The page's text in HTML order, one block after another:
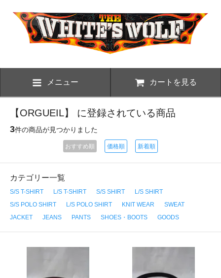
メニュー カートを見る
【ORGUEIL】 に登録されている商品
3件の商品が見つかりました
おすすめ順 価格順 新着順
カテゴリー一覧
S/S T-SHIRT L/S T-SHIRT S/S SHIRT
L/S SHIRT
S/S POLO SHIRT
L/S POLO SHIRT KNIT WEAR
SWEAT
JACKET
JEANS PANTS SHOES・BOOTS GOODS